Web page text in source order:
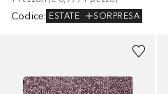
Codice: ESTATE SORPRESA
+1